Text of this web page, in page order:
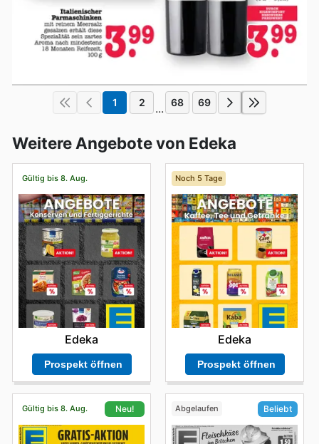
1 2 ... 68 69
Weitere Angebote von Edeka
Gültig bis 8. Aug.
Edeka
Prospekt öffnen
Noch 5 Tage
Edeka
Prospekt öffnen
Gültig bis 8. Aug. Neu! Abgelaufen Beliebt